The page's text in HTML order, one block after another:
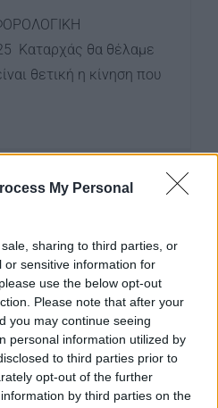
My Personal
sharing to third parties, or
or sensitive information for
use the below opt-out
Please note that after your
you may continue seeing
personal information utilized by
to third parties prior to
opt-out of the further
by third parties on the
Καταρχάς θα θέλαμε
θετική η κίνηση που
ΕΝΘΑΡΡΥΝΣΗ ΤΗΣ
ΠΗΓΩΝ ΕΝΕΡΓΕΙΑΣ
ΕΝΕΡΓΕΙΑΣ ΣΕ
Στις 22/08/2022 έχει